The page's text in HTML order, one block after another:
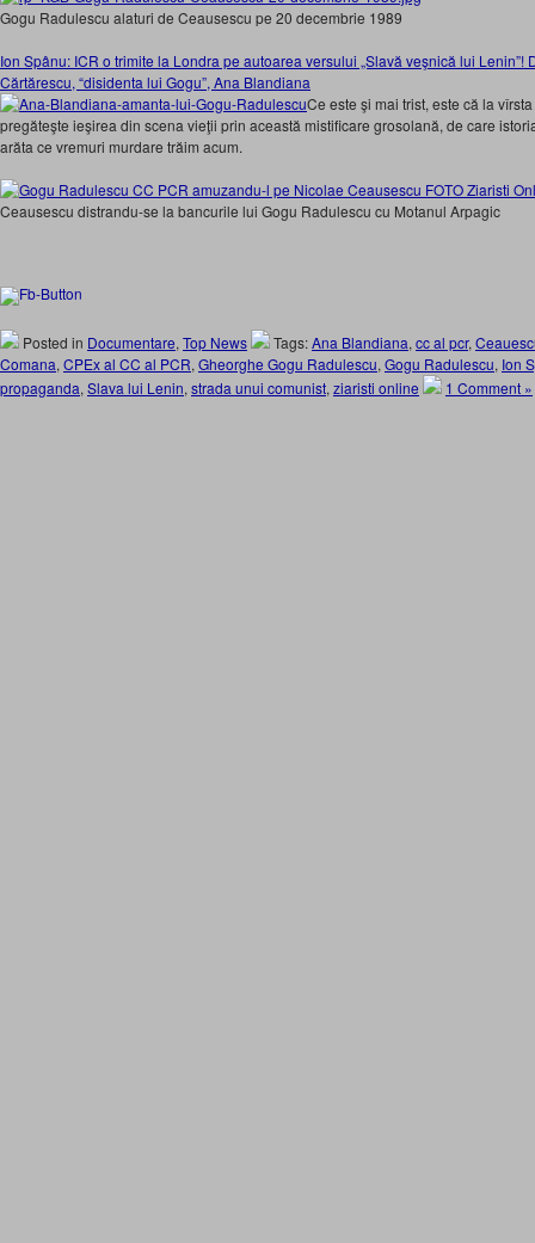
Gogu Radulescu alaturi de Ceausescu pe 20 decembrie 1989
Ion Spânu: ICR o trimite la Londra pe autoarea versului „Slavă veşnică lui Lenin”!
Cărtărescu, “disidenta lui Gogu”, Ana Blandiana
Ce este şi mai trist, este că la
pregăteşte ieşirea din scena vieţii prin această mistificare grosolană, de care
arăta ce vremuri murdare trăim acum.
Ceausescu distrandu-se la bancurile lui Gogu Radulescu cu Motanul Arpagic
Posted in Documentare, Top News Tags:Ana Blandiana, cc al pcr,
Comana, CPEx al CC al PCR, Gheorghe Gogu Radulescu, Gogu Radulescu, Ion
propaganda, Slava lui Lenin, strada unui comunist, ziaristi online 1 Comment »